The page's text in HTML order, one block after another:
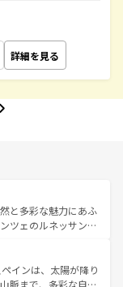
詳細を見る
と多彩な魅力にあふ
ツェのルネッサンス
アマルフィ海岸の絶
の合間には、本場の
理を堪能することも
インは、太陽が降り
脈まで、多彩な自然